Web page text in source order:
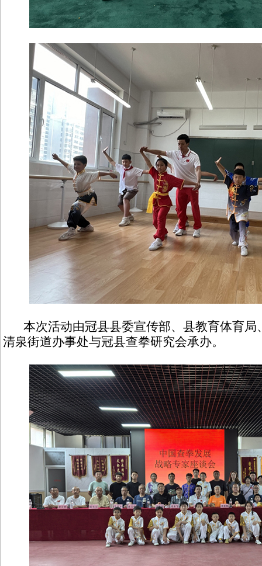
本次活动由冠县县委宣传部、县教育体育局
清泉街道办事处与冠县查拳研究会承办。